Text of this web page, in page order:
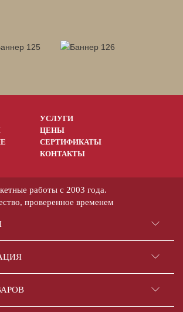
УСЛУГИ
ЦЕНЫ
СЕРТИФИКАТЫ
КОНТАКТЫ
работы с 2003 года.
проверенное временем